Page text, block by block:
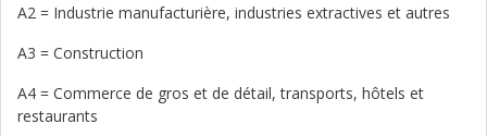
A2 = Industrie manufacturière, industries extractives et autres
A3 = Construction
A4 = Commerce de gros et de détail, transports, hôtels et
restaurants